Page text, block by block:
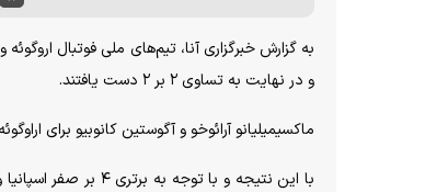
و در نهایت به تساوی ۲ بر ۲ دست یافتند.
ماکسیمیلیانو آرائوخو و آگوستین کانوبیو برای